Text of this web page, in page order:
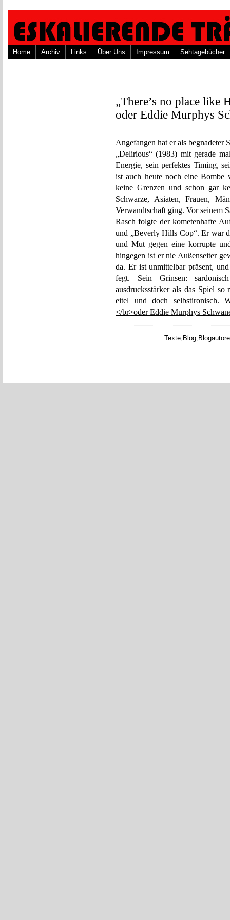
Home Archiv Links Über Uns Impressum Sehtagebücher
„There’s no place like
oder Eddie Murphys
Angefangen hat er als begnadeter
„Delirious“ (1983) mit gerade
Energie, sein perfektes Timing,
ist auch heute noch eine Bombe
keine Grenzen und schon gar
Schwarze, Asiaten, Frauen,
Verwandtschaft ging. Vor seinem
Rasch folgte der kometenhafte
und „Beverly Hills Cop“. Er war
und Mut gegen eine korrupte
hingegen ist er nie Außenseiter
da. Er ist unmittelbar präsent,
fegt. Sein Grinsen:
ausdrucksstärker als das Spiel so
eitel und doch selbstironisch.
</br>oder Eddie Murphys
Texte, Blog,